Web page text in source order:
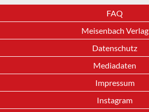
FAQ
Meisenbach Verlag
Datenschutz
Mediadaten
Impressum
Instagram